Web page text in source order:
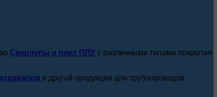
Скорлупы и плит ППУ с различными типами покрытия
и другой продукции для трубопроводов.